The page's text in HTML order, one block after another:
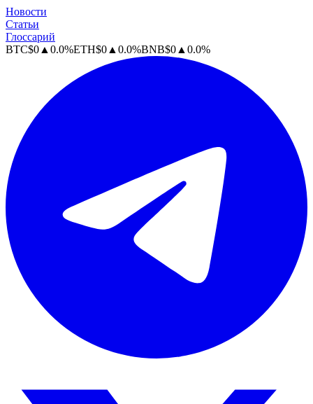
Новости
Статьи
Глоссарий
BTC$0 ▲ 0.0%ETH$0 ▲ 0.0%BNB$0 ▲ 0.0%